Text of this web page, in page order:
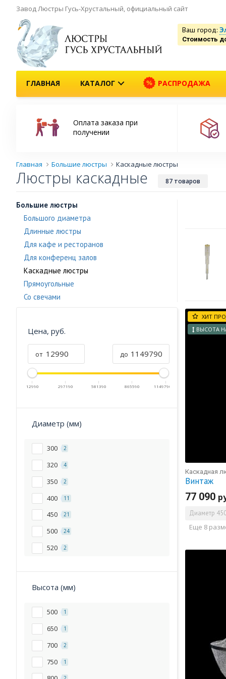
Завод Люстры Гусь-Хрустальный, официальный сайт
Ваш город:
Стоимость
ГЛАВНАЯ КАТАЛОГ РАСПРОДАЖА
Оплата заказа при
получении
Главная Большие люстры Каскадные люстры
Люстры каскадные 87 товаров
Большие люстры
Большого диаметра
Длинные люстры
Для кафе и ресторанов
Для конференц залов
Каскадные люстры
Прямоугольные
Со свечами
Цена, руб.
от до
12990 297190 581390 865590 1149790
Диаметр (мм)
300 2
320 4
350 2
400 11
450 21
500 24
520 2
800 15
850 1
1000 4
1500 3
Высота (мм)
500 1
650 1
700 2
750 1
ХИТ
ВЫСОТА
Каскадная
Винтаж
77 090
Диаметр
Еще 8